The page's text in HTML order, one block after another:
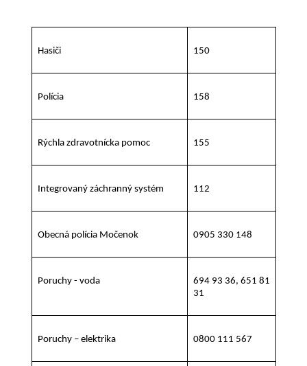
Hasiči 150
Polícia 158
Rýchla zdravotnícka pomoc 155
Integrovaný záchranný systém 112
Obecná polícia Močenok 0905 330 148
Poruchy - voda
694 93 36, 651 81
31
Poruchy – elektrika 0800 111 567